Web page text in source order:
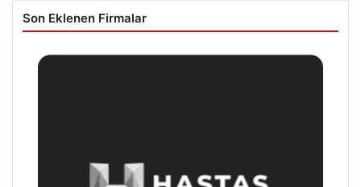
Son Eklenen Firmalar